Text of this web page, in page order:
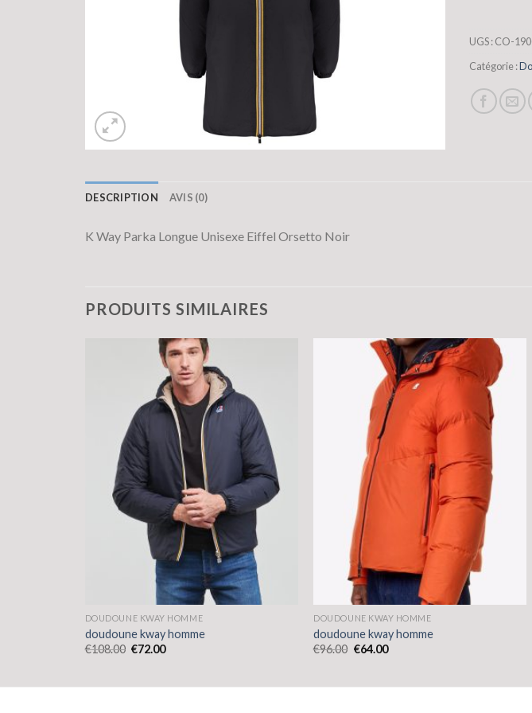
UGS :CO-
Catégorie :
DESCRIPTION AVIS (0)
K Way Parka Longue Unisexe Eiffel Orsetto Noir
PRODUITS SIMILAIRES
DOUDOUNE KWAY HOMME
doudoune kway homme
€108.00 €72.00
DOUDOUNE KWAY HOMME
doudoune kway homme
€96.00 €64.00